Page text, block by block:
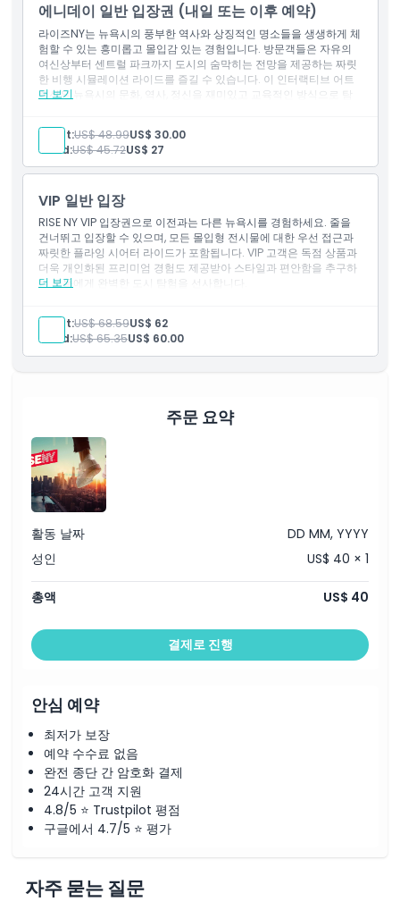
위치
가는 방법
교환 방법
취소 정책
에니데이 일반 입장권 (내일 또는 이후 예약)
라이즈NY는 뉴욕시의 풍부한 역사와 상징적인 명소들을 생생하게 체
험할 수 있는 흥미롭고 몰입감 있는 경험입니다. 방문객들은 자유의
여신상부터 센트럴 파크까지 도시의 숨막히는 전망을 제공하는 짜릿
한 비행 시뮬레이션 라이드를 즐길 수 있습니다. 이 인터랙티브 어트
랙션은 뉴욕시의 문화, 역사, 정신을 재미있고 교육적인 방식으로 탐
효합니다.
더 보기
Adult:US$ 48.99US$ 30.00
Child:US$ 45.72US$ 27
VIP 일반 입장
RISE NY VIP 입장권으로 이전과는 다른 뉴욕시를 경험하세요. 줄을
건너뛰고 입장할 수 있으며, 모든 몰입형 전시물에 대한 우선 접근과
짜릿한 플라잉 시어터 라이드가 포함됩니다. VIP 고객은 독점 상품과
더욱 개인화된 프리미엄 경험도 제공받아 스타일과 편안함을 추구하
는 분들에게 완벽한 도시 탐험을 선사합니다.
더 보기
Adult:US$ 68.59US$ 62
Child:US$ 65.35US$ 60.00
주문 요약
활동 날짜
DD MM, YYYY
성인
US$ 40 × 1
총액 US$ 40
결제로 진행
안심 예약
최저가 보장
예약 수수료 없음
완전 종단 간 암호화 결제
24시간 고객 지원
4.8/5 ⭐ Trustpilot 평점
구글에서 4.7/5 ⭐ 평가
자주 묻는 질문